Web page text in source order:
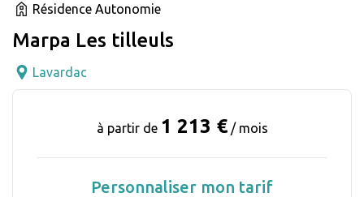
Résidence Autonomie
Marpa Les tilleuls
Lavardac
à partir de 1 213 € / mois
Personnaliser mon tarif